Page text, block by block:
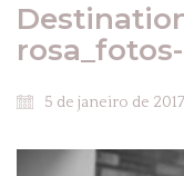
5 de janeiro de 2017